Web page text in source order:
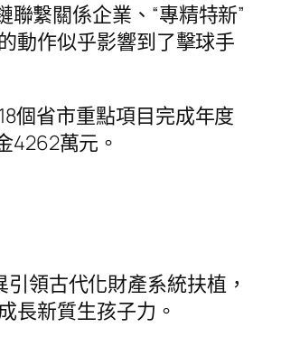
繫關係企業、“專精特新”
動作似乎影響到了擊球手
個省市重點項目完成年度
4262萬元。
領古代化財產系統扶植，
長新質生孩子力。